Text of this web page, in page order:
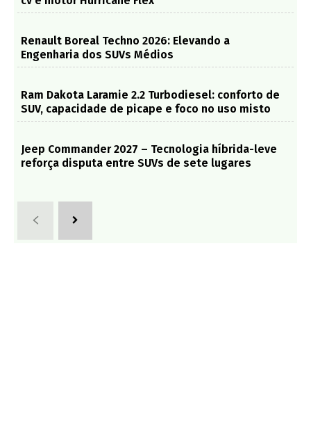
Renault Boreal Techno 2026: Elevando a
Engenharia dos SUVs Médios
Ram Dakota Laramie 2.2 Turbodiesel: conforto de
SUV, capacidade de picape e foco no uso misto
Jeep Commander 2027 – Tecnologia híbrida-leve
reforça disputa entre SUVs de sete lugares